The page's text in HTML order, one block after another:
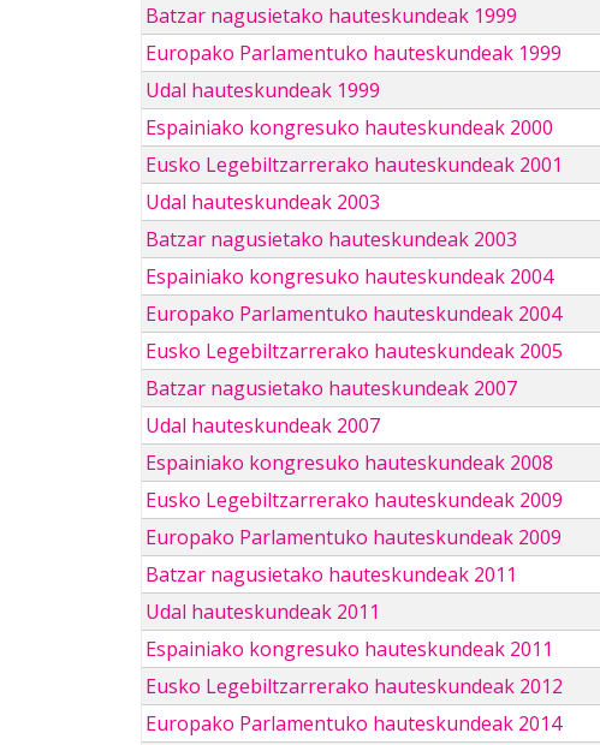
Batzar nagusietako hauteskundeak 1999
Europako Parlamentuko hauteskundeak 1999
Udal hauteskundeak 1999
Espainiako kongresuko hauteskundeak 2000
Eusko Legebiltzarrerako hauteskundeak 2001
Udal hauteskundeak 2003
Batzar nagusietako hauteskundeak 2003
Espainiako kongresuko hauteskundeak 2004
Europako Parlamentuko hauteskundeak 2004
Eusko Legebiltzarrerako hauteskundeak 2005
Batzar nagusietako hauteskundeak 2007
Udal hauteskundeak 2007
Espainiako kongresuko hauteskundeak 2008
Eusko Legebiltzarrerako hauteskundeak 2009
Europako Parlamentuko hauteskundeak 2009
Batzar nagusietako hauteskundeak 2011
Udal hauteskundeak 2011
Espainiako kongresuko hauteskundeak 2011
Eusko Legebiltzarrerako hauteskundeak 2012
Europako Parlamentuko hauteskundeak 2014